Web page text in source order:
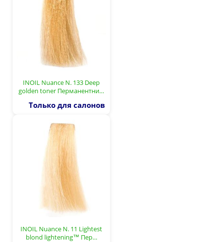
INOIL Nuance N. 133 Deep
golden toner Перманентни…
Только для салонов
INOIL Nuance N. 11 Lightest
blond lightening™ Пер…